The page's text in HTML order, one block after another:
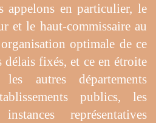
appelons en particulier, le
et le haut-commissaire au
optimale de ce
délais fixés, et ce en étroite
autres départements
publics, les
représentatives